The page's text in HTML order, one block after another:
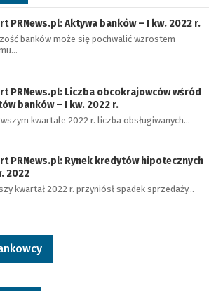
PRNews.pl: Aktywa banków – I kw. 2022 r.
banków może się pochwalić wzrostem
PRNews.pl: Liczba obcokrajowców wśród
banków – I kw. 2022 r.
kwartale 2022 r. liczba obsługiwanych…
PRNews.pl: Rynek kredytów hipotecznych
2022
kwartał 2022 r. przyniósł spadek sprzedaży…